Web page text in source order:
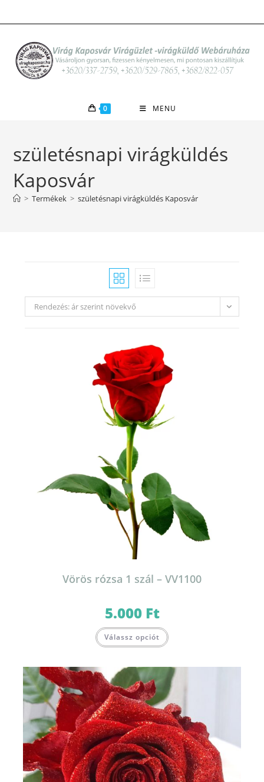
to
0 MENU
születésnapi virágküldés
Kaposvár
> Termékek > születésnapi virágküldés Kaposvár
Rendezés: ár szerint növekvő
Vörös rózsa 1 szál – VV1100
5.000 Ft
Válassz opciót